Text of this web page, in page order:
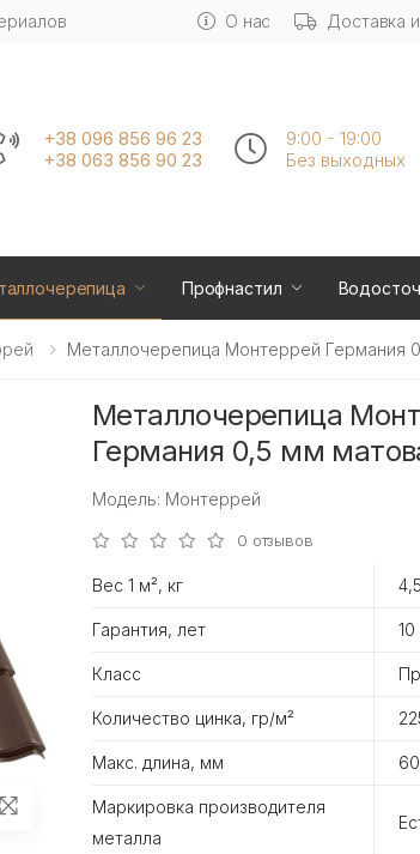
О нас Доставка
+38 096 856 96 23
+38 063 856 90 23
9:00 - 19:00
Без выходных
Профнастил
Металлочерепица Монтеррей Германия
Металлочерепица
Германия 0,5 мм
Модель: Монтеррей
0 отзывов
Вес 1 м², кг 4,5
Гарантия, лет 10
Класс
Количество цинка, гр/м²
Макс. длина, мм
Маркировка производителя
металла